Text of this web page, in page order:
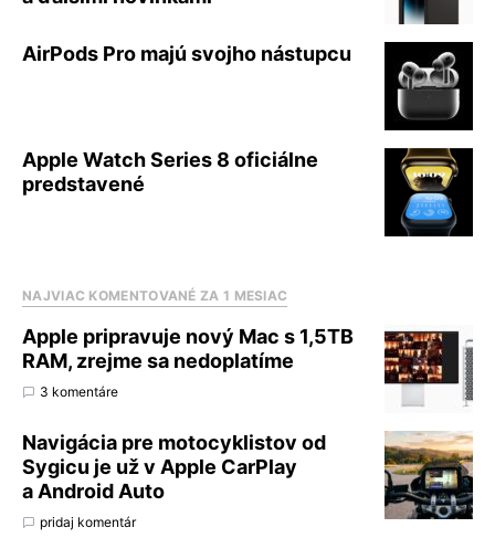
AirPods Pro majú svojho nástupcu
Apple Watch Series 8 oficiálne
predstavené
NAJVIAC KOMENTOVANÉ ZA 1 MESIAC
Apple pripravuje nový Mac s 1,5TB
RAM, zrejme sa nedoplatíme
3 komentáre
Navigácia pre motocyklistov od
Sygicu je už v Apple CarPlay
a Android Auto
pridaj komentár